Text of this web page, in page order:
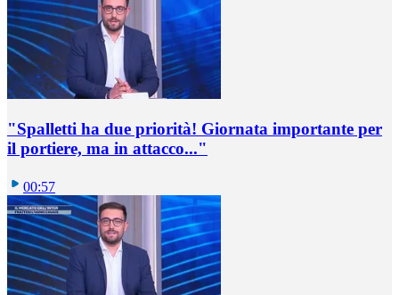
"Spalletti ha due priorità! Giornata importante per
il portiere, ma in attacco..."
00:57